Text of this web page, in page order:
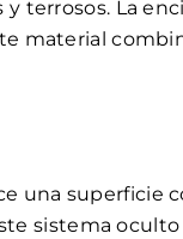
y terrosos. La
material
una superficie
sistema